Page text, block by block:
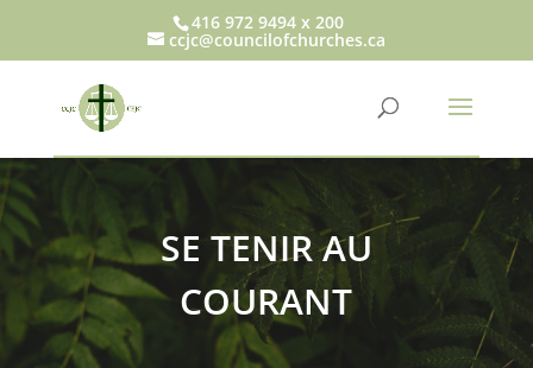
416 972 9494 x 200
ccjc@councilofchurches.ca
SE TENIR AU
COURANT